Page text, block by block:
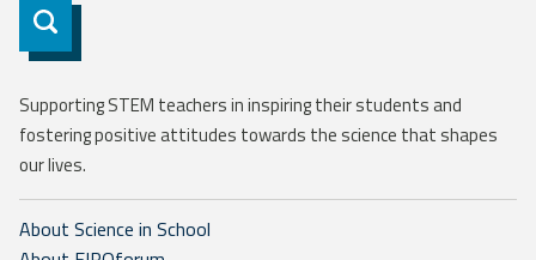
Subscribe
Supporting STEM teachers in inspiring their students and
fostering positive attitudes towards the science that shapes
our lives.
About Science in School